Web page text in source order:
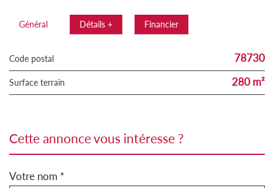
Général Détails + Financier
Code postal 78730
surface terrain 280 m²
cette annonce vous intéresse ?
Votre nom *